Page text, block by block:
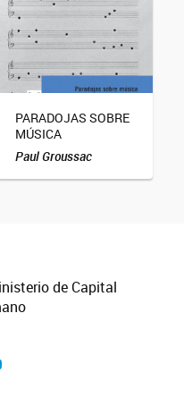
PARADOJAS SOBRE
MÚSICA
Paul Groussac